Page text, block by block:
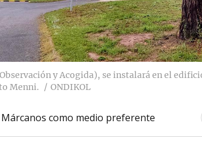
y Acogida), se instalará en el
Menni.
ONDIKOL
Márcanos como medio preferente